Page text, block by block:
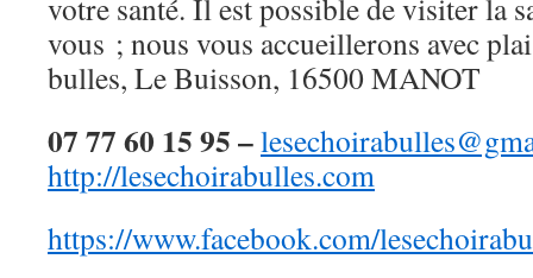
votre santé. Il est possible de visiter la
vous ; nous vous accueillerons avec
bulles, Le Buisson, 16500 MANOT
07 77 60 15 95 –
http://lesechoirabulles.com
https://www.facebook.com/